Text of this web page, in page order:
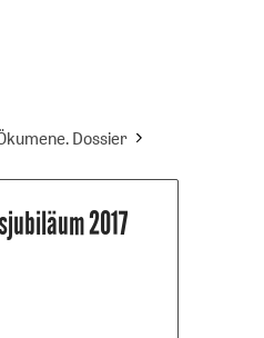
Dossier
2017